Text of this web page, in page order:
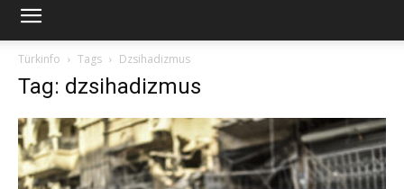
Türkinfo
Tags Dzsihadizmus
Tag: dzsihadizmus